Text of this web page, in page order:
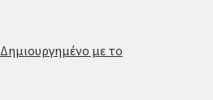
Δημιουργημένο με το